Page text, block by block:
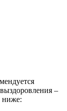
–
ниже: